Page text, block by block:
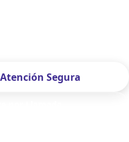
Segura